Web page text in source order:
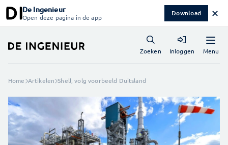
De Ingenieur
Open deze pagina in de app Download ✕
Menu
Zoeken Inloggen
Home Artikelen Shell, volg voorbeeld Duitsland